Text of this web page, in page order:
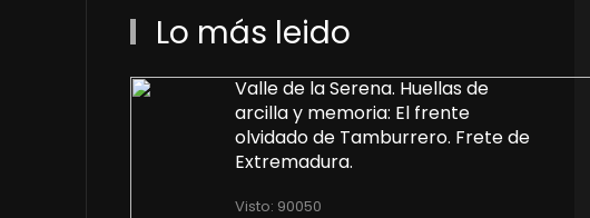
Lo más leido
Valle de la Serena. Huellas de
arcilla y memoria: El frente
olvidado de Tamburrero. Frete de
Extremadura.
Visto: 90050